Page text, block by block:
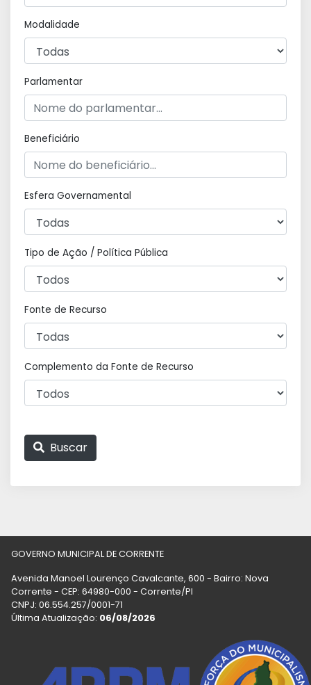
Modalidade
Parlamentar
Beneficiário
Esfera Governamental
Tipo de Ação / Política Pública
Fonte de Recurso
Complemento da Fonte de Recurso
Buscar
GOVERNO MUNICIPAL DE CORRENTE
Avenida Manoel Lourenço Cavalcante, 600 - Bairro: Nova
Corrente - CEP: 64980-000 - Corrente/PI
CNPJ: 06.554.257/0001-71
Última Atualização: 06/08/2026